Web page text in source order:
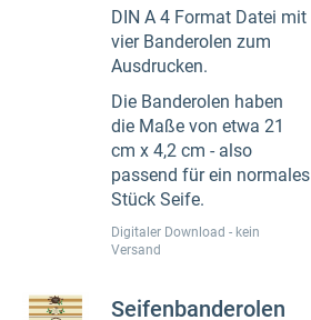
DIN A 4 Format Datei mit
vier Banderolen zum
Ausdrucken.
Die Banderolen haben
die Maße von etwa 21
cm x 4,2 cm - also
passend für ein normales
Stück Seife.
Digitaler Download - kein
Versand
Seifenbanderolen